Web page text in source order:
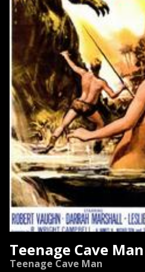
Teenage Cave Man
Teenage Cave Man